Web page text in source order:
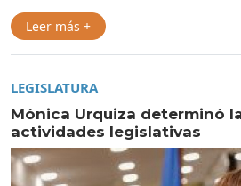
Leer más +
LEGISLATURA
Mónica Urquiza determinó
actividades legislativas